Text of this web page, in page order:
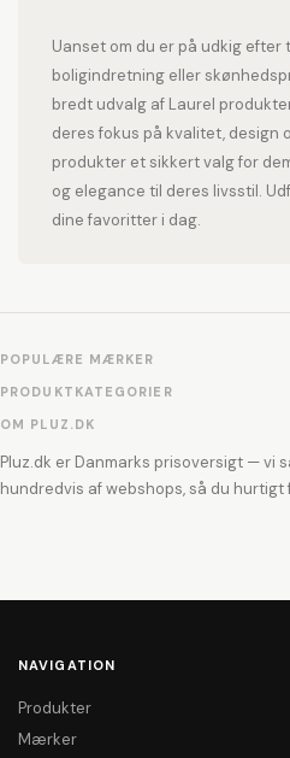
Uanset om du er på udkig efter
boligindretning eller
bredt udvalg af Laurel
deres fokus på kvalitet, design
produkter et sikkert valg for
og elegance til deres livsstil.
dine favoritter i dag.
POPULÆRE MÆRKER
PRODUKTKATEGORIER
OM PLUZ.DK
Pluz.dk er Danmarks prisoversigt — vi
hundredvis af webshops, så du
NAVIGATION
Produkter
Mærker